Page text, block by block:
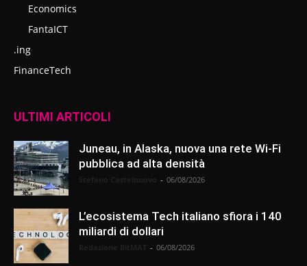
Economics
FantaICT
.ing
FinanceTech
ULTIMI ARTICOLI
Juneau, in Alaska, nuova una rete Wi-Fi
pubblica ad alta densità
- 06/08/2026
L’ecosistema Tech italiano sfiora i 140
miliardi di dollari
- 06/08/2026